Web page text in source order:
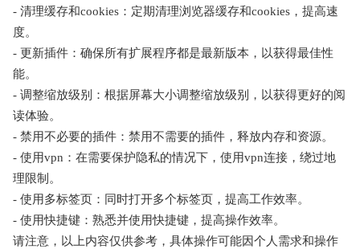
- 清理缓存和cookies：定期清理浏览器缓存和cookies，提高速
度。
- 更新插件：确保所有扩展程序都是最新版本，以获得最佳性
能。
- 调整缩放级别：根据屏幕大小调整缩放级别，以获得更好的阅
读体验。
- 禁用不必要的插件：禁用不需要的插件，释放内存和资源。
- 使用vpn：在需要保护隐私的情况下，使用vpn连接，绕过地
理限制。
- 使用多标签页：同时打开多个标签页，提高工作效率。
- 使用快捷键：熟悉并使用快捷键，提高操作效率。
请注意，以上内容仅供参考，具体操作可能因个人需求和操作